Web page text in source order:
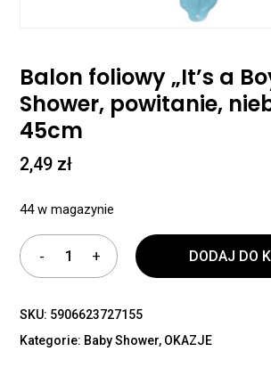
Balon foliowy „It’s a
Shower, powitanie,
45cm
2,49 zł
44 w magazynie
DODAJ DO
SKU: 5906623727155
Kategorie: Baby Shower, OKAZJE